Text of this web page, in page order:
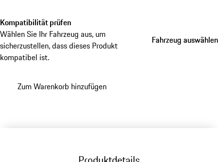
wasserundurchlässigem Material, ist leicht zu reinigen
und bildet die Silhouette des Fahrzeugs ab.
Kompatibilität prüfen
Wählen Sie Ihr Fahrzeug aus, um
sicherzustellen, dass dieses Produkt
kompatibel ist.
Fahrzeug auswählen
Fahrzeug auswählen
Zum Warenkorb hinzufügen